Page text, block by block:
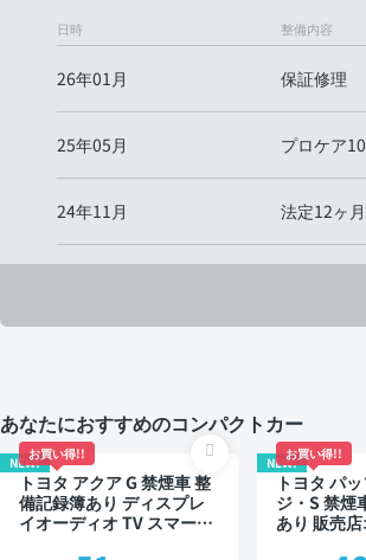
日時 整備内容
26年01月 保証修理
25年05月 プロケア
24年11月 法定12ヶ
あなたにおすすめのコンパクトカー
NEW!
お買い得!!
トヨタ アクア G 禁煙車 整
備記録簿あり ディスプレ
イオーディオ TV スマート
NEW!
お買い得!!
トヨタ パ
ジ・S 禁煙
あり 販売